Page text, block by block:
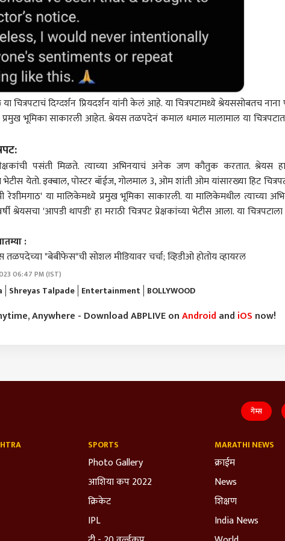
चित्रपटाचं दिग्दर्शन प्रियदर्शन यांनी केलं आहे. या चित्रपटामध्ये श्रेयससोबतच
भूमिका साकारली आहेत. श्रेयस तळपदेनं कमाल धमाल मालामाल या
प्रेक्षकांची पसंती मिळते. त्याच्या अभिनयाचं अनेक जण कौतुक करतात. श्रेयस
भेटीस येतो. इक्बाल, पोस्टर बॉईज, गोलमाल 3, ओम शांती ओम यांसारख्या हिट
या मालिकेमध्ये प्रमुख भूमिका साकारली. या मालिकेमधील त्याच्या
श्रेयसचा 'आपडी थापडी' हा मराठी चित्रपट प्रेक्षकांच्या भेटीस आला. या
:
"बेबीफेस"ची सोशल मीडियावर चर्चा; व्हिडीओ होतोय व्हायरल
06:47 PM (IST)
Shreyas Talpade Entertainment BOLLYWOOD
Anywhere - Download ABPLIVE onAndroid and iOS now!
केजरीवालांचा गंभीर आरोप
गेम्स
SPORTS
Photo Gallery
आशिया कप 2022
क्रिकेट
IPL
MARATHI NEWS
क्राईम
News
शिक्षण
India News